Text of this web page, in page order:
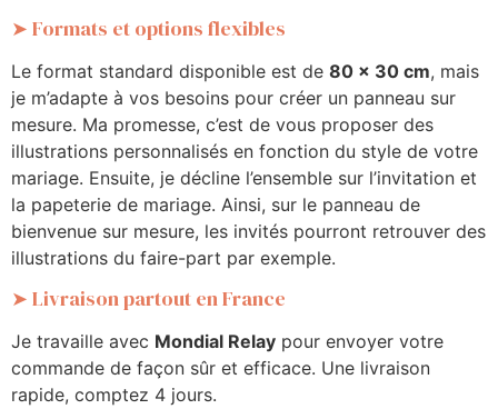
➤ Formats et options flexibles
Le format standard disponible est de 80 x 30 cm, mais
je m’adapte à vos besoins pour créer un panneau sur
mesure. Ma promesse, c’est de vous proposer des
illustrations personnalisés en fonction du style de votre
mariage. Ensuite, je décline l’ensemble sur l’invitation et
la papeterie de mariage. Ainsi, sur le panneau de
bienvenue sur mesure, les invités pourront retrouver des
illustrations du faire-part par exemple.
➤ Livraison partout en France
Je travaille avec Mondial Relay pour envoyer votre
commande de façon sûr et efficace. Une livraison
rapide, comptez 4 jours.